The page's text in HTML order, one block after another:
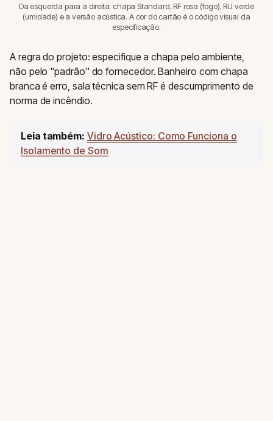
Da esquerda para a direita: chapa Standard, RF rosa (fogo), RU verde
(umidade) e a versão acústica. A cor do cartão é o código visual da
especificação.
A regra do projeto: especifique a chapa pelo ambiente,
não pelo "padrão" do fornecedor. Banheiro com chapa
branca é erro, sala técnica sem RF é descumprimento de
norma de incêndio.
Leia também: Vidro Acústico: Como Funciona o
Isolamento de Som